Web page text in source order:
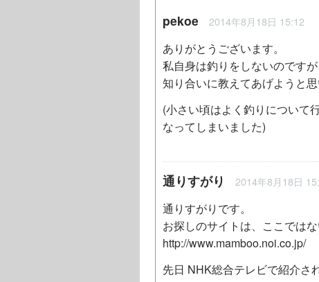
pekoe 2014年8月18日 15:12
ありがとうございます。
私自身は釣りをしないのですが
知り合いに教えてあげようと思
(小さい頃はよく釣りについて
なってしまいました)
通りすがり 2014年8月18日
通りすがりです。
お探しのサイトは、ここではな
http://www.mamboo.noi.co.jp/
先日 NHK総合テレビで紹介さ